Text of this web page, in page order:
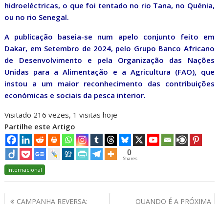
hidroeléctricas, o que foi tentado no rio Tana, no Quénia,
ou no rio Senegal.
A publicação baseia-se num apelo conjunto feito em
Dakar, em Setembro de 2024, pelo Grupo Banco Africano
de Desenvolvimento e pela Organização das Nações
Unidas para a Alimentação e a Agricultura (FAO), que
instou a um maior reconhecimento das contribuições
económicas e sociais da pesca interior.
Visitado 216 vezes, 1 visitas hoje
Partilhe este Artigo
0
Shares
Internacional
Navegação
CAMPANHA REVERSA:
QUANDO É A PRÓXIMA